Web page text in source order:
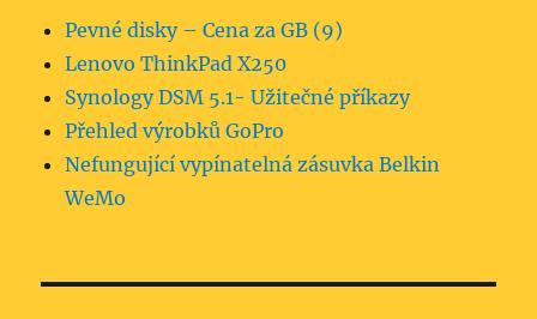
Pevné disky – Cena za GB (9)
Lenovo ThinkPad X250
Synology DSM 5.1- Užitečné příkazy
Přehled výrobků GoPro
Nefungující vypínatelná zásuvka Belkin
WeMo